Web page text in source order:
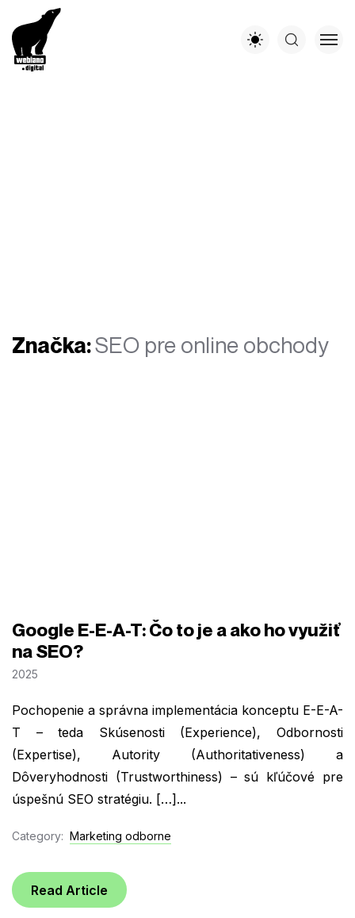
Značka:SEO pre online obchody
Google E-E-A-T: Čo to je a ako ho využiť
na SEO?
2025
Pochopenie a správna implementácia konceptu E-E-A-
T – teda Skúsenosti (Experience), Odbornosti
(Expertise), Autority (Authoritativeness) a
Dôveryhodnosti (Trustworthiness) – sú kľúčové pre
úspešnú SEO stratégiu. […]...
Category: Marketing odborne
Read Article